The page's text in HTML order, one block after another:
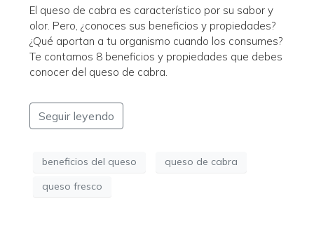
El queso de cabra es característico por su sabor y
olor. Pero, ¿conoces sus beneficios y propiedades?
¿Qué aportan a tu organismo cuando los consumes?
Te contamos 8 beneficios y propiedades que debes
conocer del queso de cabra.
Seguir leyendo
beneficios del queso
queso de cabra
queso fresco